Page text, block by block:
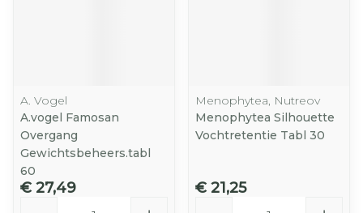
A. Vogel
A.vogel Famosan
Overgang
Gewichtsbeheers.tabl
60
€ 27,49
Menophytea, Nutreov
Menophytea Silhouette
Vochtretentie Tabl 30
€ 21,25